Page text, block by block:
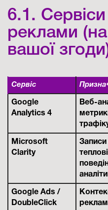
6.1. Сервіси
реклами (на
вашої
Сервіс
Google
Analytics 4
Веб-
Microsoft
Clarity
Записи
Google Ads /
DoubleClick